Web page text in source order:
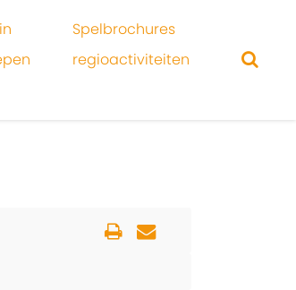
Spelbrochures
regioactiviteiten